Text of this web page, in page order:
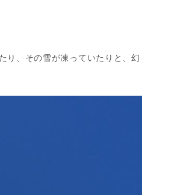
り、その雪が凍っていたりと、幻